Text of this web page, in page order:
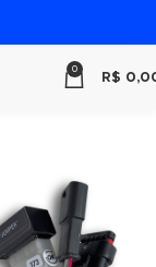
0
R$